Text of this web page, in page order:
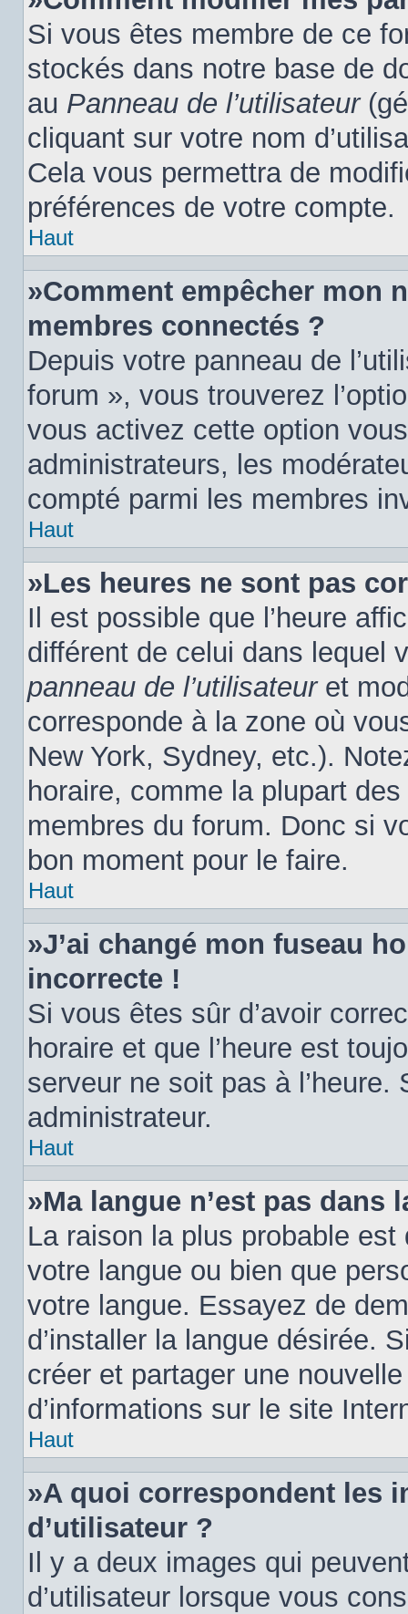
Si vous êtes membre de ce
stockés dans notre base de
au Panneau de l’utilisateur
cliquant sur votre nom
Cela vous permettra de
préférences de votre compte.
Haut
»Comment empêcher mon
membres connectés ?
Depuis votre panneau de
forum », vous trouverez
vous activez cette option
administrateurs, les
compté parmi les membres
Haut
»Les heures ne sont pas
Il est possible que l’heure
différent de celui dans lequel
panneau de l’utilisateuret
corresponde à la zone où
New York, Sydney, etc.).
horaire, comme la plupart
membres du forum. Donc si
bon moment pour le faire.
Haut
»J’ai changé mon fuseau
incorrecte !
Si vous êtes sûr d’avoir
horaire et que l’heure est
serveur ne soit pas à
administrateur.
Haut
»Ma langue n’est pas dans
La raison la plus probable est
votre langue ou bien que
votre langue. Essayez de
d’installer la langue désirée.
créer et partager une
d’informations sur le site
Haut
»A quoi correspondent les
d’utilisateur ?
Il y a deux images qui
d’utilisateur lorsque vous